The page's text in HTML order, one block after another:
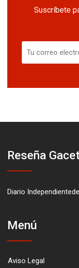
Suscríbete
Reseña
Diario
Menú
Aviso Legal